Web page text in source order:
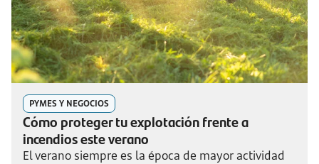
PYMES Y NEGOCIOS
Cómo proteger tu explotación frente a
incendios este verano
El verano siempre es la época de mayor actividad